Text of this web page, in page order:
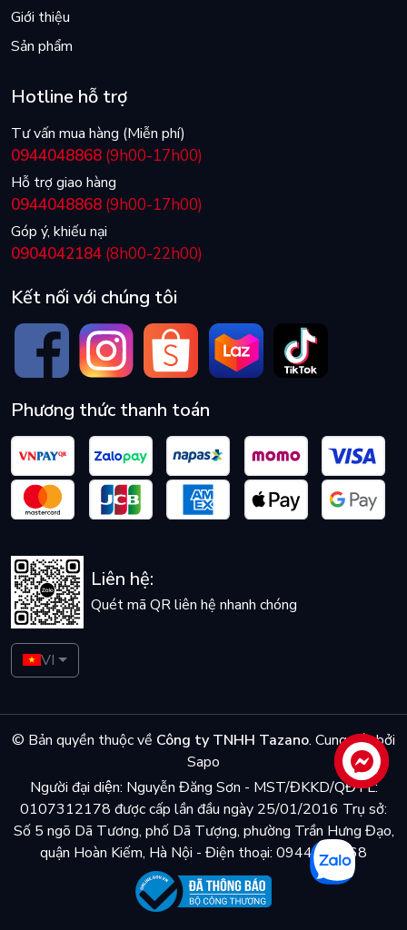
Giới thiệu
Sản phẩm
Hotline hỗ trợ
Tư vấn mua hàng (Miễn phí)
0944048868 (9h00-17h00)
Hỗ trợ giao hàng
0944048868 (9h00-17h00)
Góp ý, khiếu nại
0904042184 (8h00-22h00)
Kết nối với chúng tôi
Phương thức thanh toán
Liên hệ:
Quét mã QR liên hệ nhanh chóng
VI
© Bản quyền thuộc về Công ty TNHH Tazano. Cung cấp bởi
Sapo
Người đại diện: Nguyễn Đăng Sơn - MST/ĐKKD/QĐTL:
0107312178 được cấp lần đầu ngày 25/01/2016 Trụ sở:
Số 5 ngõ Dã Tương, phố Dã Tượng, phường Trần Hưng Đạo,
quận Hoàn Kiếm, Hà Nội - Điện thoại: 0944048868
Liên hệ